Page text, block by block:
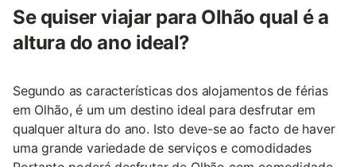
Se quiser viajar para Olhão qual é a
altura do ano ideal?
Segundo as características dos alojamentos de férias
em Olhão, é um um destino ideal para desfrutar em
qualquer altura do ano. Isto deve-se ao facto de haver
uma grande variedade de serviços e comodidades